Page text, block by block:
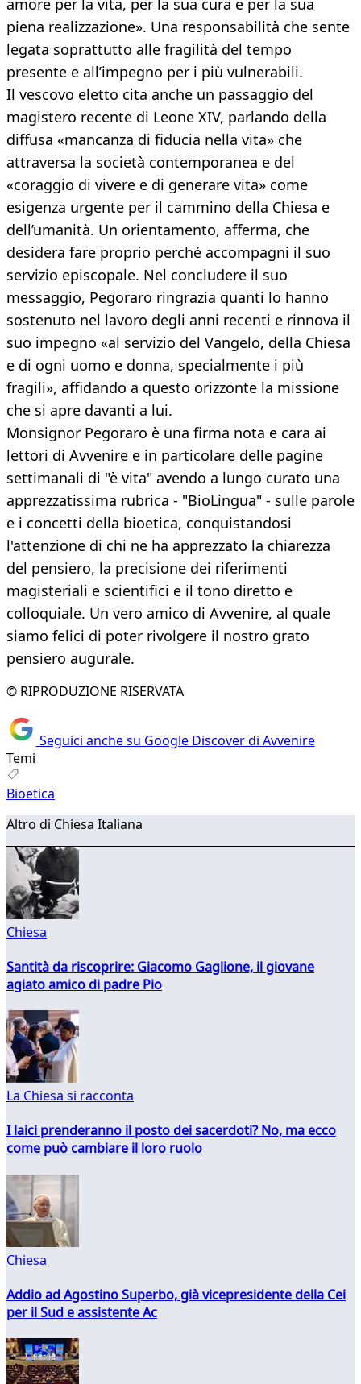
amore per la vita, per la sua cura e per la sua
piena realizzazione». Una responsabilità che sente
legata soprattutto alle fragilità del tempo
presente e all’impegno per i più vulnerabili.
Il vescovo eletto cita anche un passaggio del
magistero recente di Leone XIV, parlando della
diffusa «mancanza di fiducia nella vita» che
attraversa la società contemporanea e del
«coraggio di vivere e di generare vita» come
esigenza urgente per il cammino della Chiesa e
dell’umanità. Un orientamento, afferma, che
desidera fare proprio perché accompagni il suo
servizio episcopale. Nel concludere il suo
messaggio, Pegoraro ringrazia quanti lo hanno
sostenuto nel lavoro degli anni recenti e rinnova il
suo impegno «al servizio del Vangelo, della Chiesa
e di ogni uomo e donna, specialmente i più
fragili», affidando a questo orizzonte la missione
che si apre davanti a lui.
Monsignor Pegoraro è una firma nota e cara ai
lettori di Avvenire e in particolare delle pagine
settimanali di "è vita" avendo a lungo curato una
apprezzatissima rubrica - "BioLingua" - sulle parole
e i concetti della bioetica, conquistandosi
l'attenzione di chi ne ha apprezzato la chiarezza
del pensiero, la precisione dei riferimenti
magisteriali e scientifici e il tono diretto e
colloquiale. Un vero amico di Avvenire, al quale
siamo felici di poter rivolgere il nostro grato
pensiero augurale.
© RIPRODUZIONE RISERVATA
Seguici anche su Google Discover di Avvenire
Temi
Bioetica
Altro di Chiesa Italiana
Chiesa
Santità da riscoprire: Giacomo Gaglione, il giovane
agiato amico di padre Pio
La Chiesa si racconta
I laici prenderanno il posto dei sacerdoti? No, ma ecco
come può cambiare il loro ruolo
Chiesa
Addio ad Agostino Superbo, già vicepresidente della Cei
per il Sud e assistente Ac